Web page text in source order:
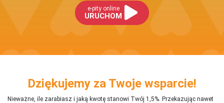
e-pity online
URUCHOM
Dziękujemy za Twoje wsparcie!
Nieważne, ile zarabiasz i jaką kwotę stanowi Twój 1,5%. Przekazując nawet